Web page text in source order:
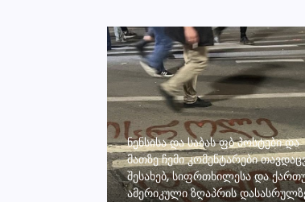
ᲜᲔᲜᲡᲘᲡᲐ ᲓᲐ ᲡᲐᲑᲐᲡ ᲤᲑ ᲞᲝᲡᲢᲔᲑᲘ ᲓᲐ
ᲛᲐᲗᲖᲔ ᲩᲔᲛᲘ ᲙᲝᲛᲔᲜᲢᲐᲠᲔᲑᲘ
ᲨᲔᲡᲐᲮᲔᲑ, ᲡᲘᲤᲠᲗᲮᲘᲚᲔᲡᲐ ᲓᲐ
ᲐᲛᲔᲠᲘᲙᲣᲚᲘ ᲖᲦᲐᲞᲠᲘᲡ